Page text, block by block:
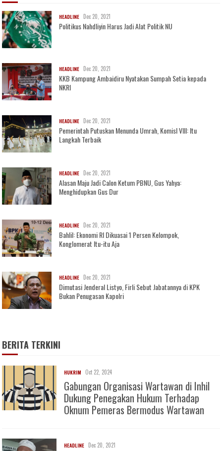
HEADLINE Dec 20, 2021
Politikus Nahdliyin Harus Jadi Alat Politik NU
HEADLINE Dec 20, 2021
KKB Kampung Ambaidiru Nyatakan Sumpah Setia kepada
NKRI
HEADLINE Dec 20, 2021
Pemerintah Putuskan Menunda Umrah, KomisI VIII: Itu
Langkah Terbaik
HEADLINE Dec 20, 2021
Alasan Maju Jadi Calon Ketum PBNU, Gus Yahya:
Menghidupkan Gus Dur
HEADLINE Dec 20, 2021
Bahlil: Ekonomi RI Dikuasai 1 Persen Kelompok,
Konglomerat Itu-itu Aja
HEADLINE Dec 20, 2021
Dimutasi Jenderal Listyo, Firli Sebut Jabatannya di KPK
Bukan Penugasan Kapolri
BERITA TERKINI
HUKRIM Oct 22, 2024
Gabungan Organisasi Wartawan di Inhil
Dukung Penegakan Hukum Terhadap
Oknum Pemeras Bermodus Wartawan
HEADLINE Dec 20, 2021